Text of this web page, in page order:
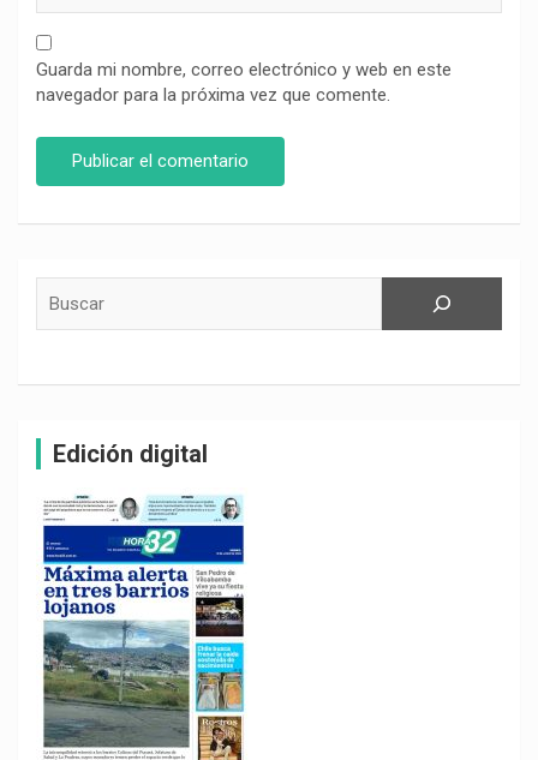
Guarda mi nombre, correo electrónico y web en este
navegador para la próxima vez que comente.
Edición digital